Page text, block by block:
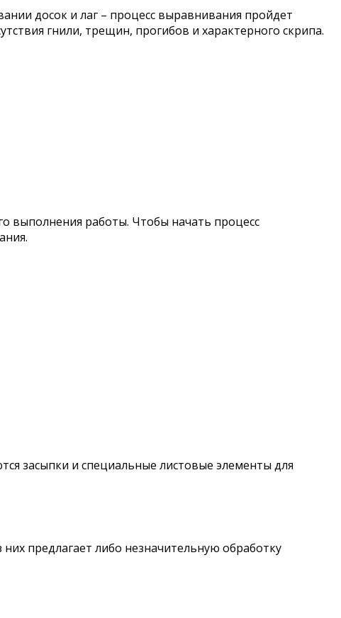
досок и лаг – процесс выравнивания пройдет
гнили, трещин, прогибов и характерного скрипа.
выполнения работы. Чтобы начать процесс
засыпки и специальные листовые элементы для
предлагает либо незначительную обработку